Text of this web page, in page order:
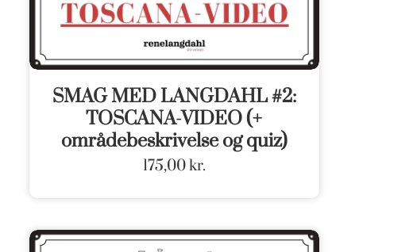
SMAG MED LANGDAHL #2:
TOSCANA-VIDEO (+
områdebeskrivelse og quiz)
175,00kr.